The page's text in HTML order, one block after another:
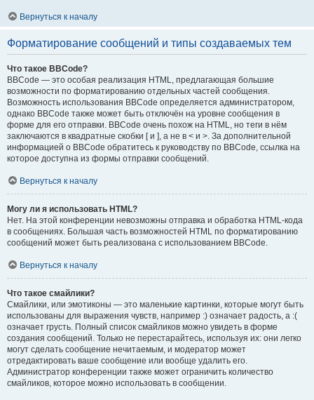
Вернуться к началу
Форматирование сообщений и типы создаваемых тем
Что такое BBCode?
BBCode — это особая реализация HTML, предлагающая большие
возможности по форматированию отдельных частей сообщения.
Возможность использования BBCode определяется администратором,
однако BBCode также может быть отключён на уровне сообщения в
форме для его отправки. BBCode очень похож на HTML, но теги в нём
заключаются в квадратные скобки [ и ], а не в < и >. За дополнительной
информацией о BBCode обратитесь к руководству по BBCode, ссылка на
которое доступна из формы отправки сообщений.
Вернуться к началу
Могу ли я использовать HTML?
Нет. На этой конференции невозможны отправка и обработка HTML-кода
в сообщениях. Большая часть возможностей HTML по форматированию
сообщений может быть реализована с использованием BBCode.
Вернуться к началу
Что такое смайлики?
Смайлики, или эмотиконы — это маленькие картинки, которые могут быть
использованы для выражения чувств, например :) означает радость, а :(
означает грусть. Полный список смайликов можно увидеть в форме
создания сообщений. Только не перестарайтесь, используя их: они легко
могут сделать сообщение нечитаемым, и модератор может
отредактировать ваше сообщение или вообще удалить его.
Администратор конференции также может ограничить количество
смайликов, которое можно использовать в сообщении.